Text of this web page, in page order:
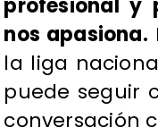
profesional y
nos apasiona.
la liga
puede seguir
conversación